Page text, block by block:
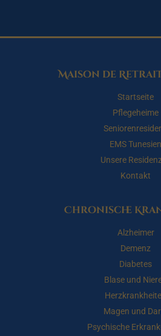
Maison de
Startseite
Pflegeheime
EMS Tunesien
Unsere
Kontakt
Chronische
Alzheimer
Demenz
Diabetes
Blase und
Magen und
Psychische